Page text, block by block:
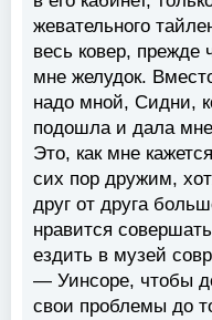
жевательного
весь ковер,
мне желудок.
надо мной, Сидни,
подошла и дала
Это, как мне
сих пор дружим,
друг от друга
нравится
ездить в музей
— Уинсоре, чтобы
свои проблемы до